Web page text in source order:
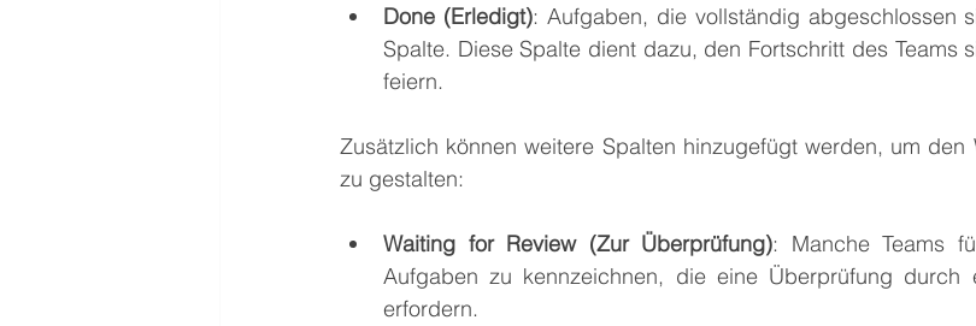
Done (Erledigt): Aufgaben, die vollständig abgeschlossen
Spalte. Diese Spalte dient dazu, den Fortschritt des Teams
feiern.
Zusätzlich können weitere Spalten hinzugefügt werden, um den
zu gestalten:
Waiting for Review (Zur Überprüfung): Manche Teams
Aufgaben zu kennzeichnen, die eine Überprüfung durch
erfordern.